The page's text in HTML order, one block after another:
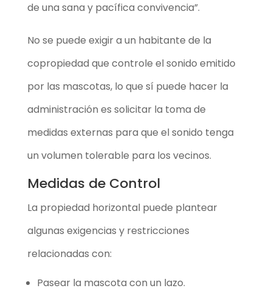
de una sana y pacífica convivencia”.
No se puede exigir a un habitante de la
copropiedad que controle el sonido emitido
por las mascotas, lo que sí puede hacer la
administración es solicitar la toma de
medidas externas para que el sonido tenga
un volumen tolerable para los vecinos.
Medidas de Control
La propiedad horizontal puede plantear
algunas exigencias y restricciones
relacionadas con:
Pasear la mascota con un lazo.